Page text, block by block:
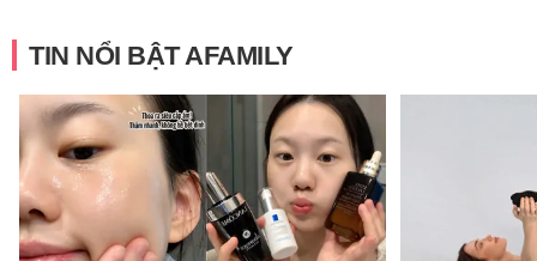
TIN NỔI BẬT AFAMILY